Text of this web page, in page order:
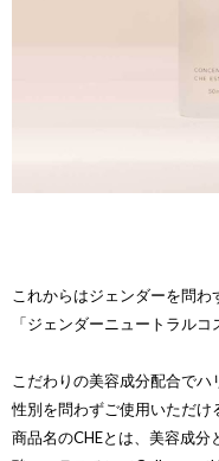
これからはジェンダーを問
「ジェンダーニュートラルコ
こだわりの美容成分配合でハ
性別を問わずご使用いただけ
商品名のCHEとは、美容成